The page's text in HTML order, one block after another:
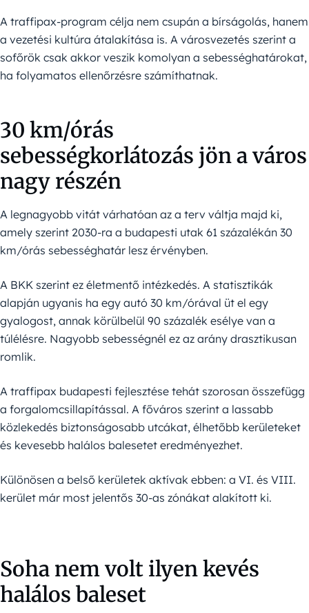
A traffipax-program célja nem csupán a bírságolás, hanem
a vezetési kultúra átalakítása is. A városvezetés szerint a
sofőrök csak akkor veszik komolyan a sebességhatárokat,
ha folyamatos ellenőrzésre számíthatnak.
30 km/órás
sebességkorlátozás jön a város
nagy részén
A legnagyobb vitát várhatóan az a terv váltja majd ki,
amely szerint 2030-ra a budapesti utak 61 százalékán 30
km/órás sebességhatár lesz érvényben.
A BKK szerint ez életmentő intézkedés. A statisztikák
alapján ugyanis ha egy autó 30 km/órával üt el egy
gyalogost, annak körülbelül 90 százalék esélye van a
túlélésre. Nagyobb sebességnél ez az arány drasztikusan
romlik.
A traffipax budapesti fejlesztése tehát szorosan összefügg
a forgalomcsillapítással. A főváros szerint a lassabb
közlekedés biztonságosabb utcákat, élhetőbb kerületeket
és kevesebb halálos balesetet eredményezhet.
Különösen a belső kerületek aktívak ebben: a VI. és VIII.
kerület már most jelentős 30-as zónákat alakított ki.
Soha nem volt ilyen kevés
halálos baleset